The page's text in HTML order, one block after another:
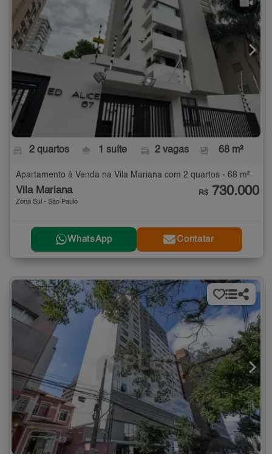
2 quartos 1 suíte 2 vagas 68 m²
Apartamento à Venda na Vila Mariana com 2 quartos - 68 m²
Vila Mariana
Zona Sul - São Paulo
R$ 730.000
WhatsApp Contatar